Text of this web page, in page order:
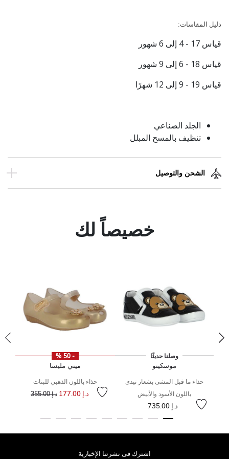
دليل المقاسات:
قياس 17 - 4 إلى 6 شهور
قياس 18 - 6 إلى 9 شهور
قياس 19 - 9 إلى 12 شهرًا
الجلد الصناعي
تنظيف بالمسح المبلل
الشحن والتوصيل
خصيصاً لك
سعر مخفض من
وصلنا حديثًا
موسكينو
حذاء ما قبل المشى بشعار تيدى
باللون الأسود والأبيض
د.إ 735.00
- 50 %
ميني مليسا
حذاء باللون الذهبي للبنات
د.إ 177.00 د.إ 355.00
اشترك فى نشرتنا الإخبارية